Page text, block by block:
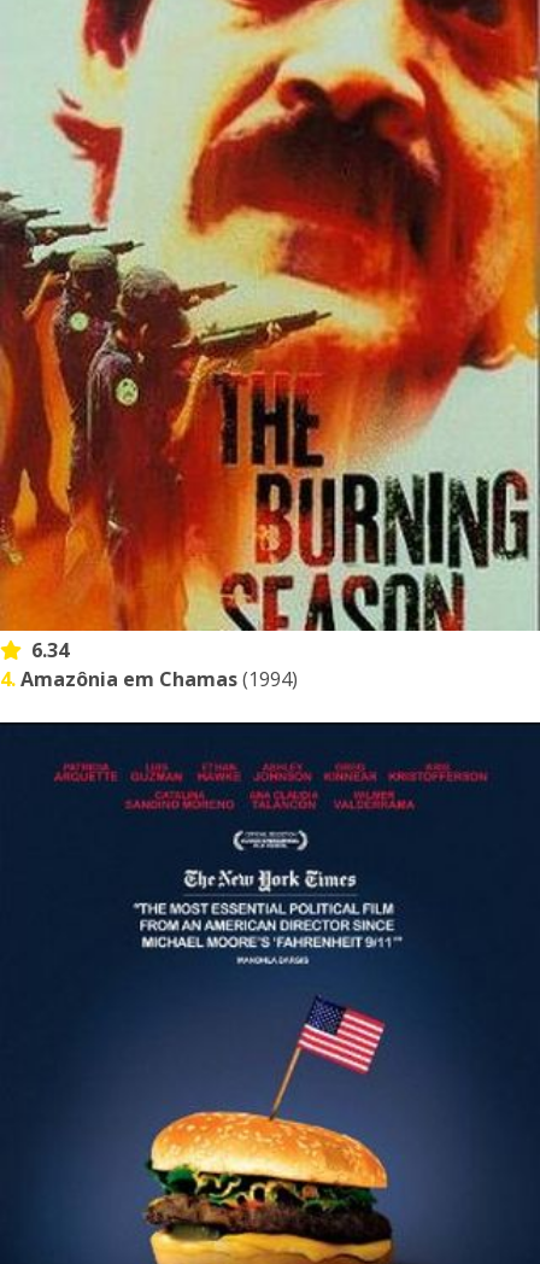
6.34
4.Amazônia em Chamas(1994)